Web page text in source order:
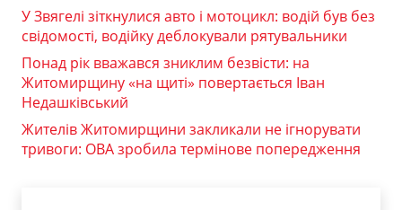
У Звягелі зіткнулися авто і мотоцикл: водій був без
свідомості, водійку деблокували рятувальники
Понад рік вважався зниклим безвісти: на
Житомирщину «на щиті» повертається Іван
Недашківський
Жителів Житомирщини закликали не ігнорувати
тривоги: ОВА зробила термінове попередження